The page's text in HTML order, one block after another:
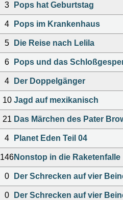
3 Pops hat Geburtstag
4 Pops im Krankenhaus
5 Die Reise nach Lelila
6 Pops und das
4 Der Doppelgänger
10 Jagd auf mexikanisch
21 Das Märchen des Pater
4 Planet Eden Teil 04
146Nonstop in die Raketenfalle
0 Der Schrecken auf vier
0 Der Schrecken auf vier